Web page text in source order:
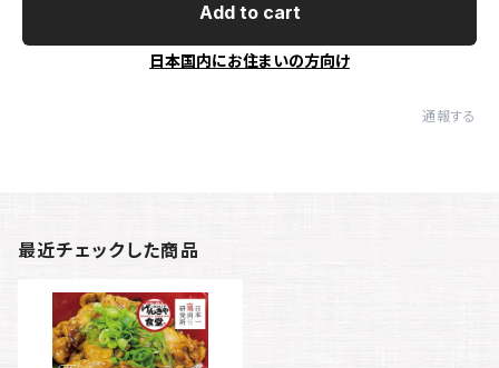
Add to cart
日本国内にお住まいの方向け
通報する
最近チェックした商品